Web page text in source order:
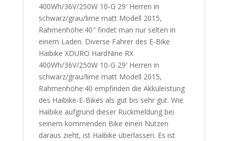
400Wh/36V/250W 10-G 29′ Herren in
schwarz/grau/lime matt Modell 2015,
Rahmenhöhe:40" findet man nur selten in
einem Laden. Diverse Fahrer des E-Bike
Haibike XDURO HardNine RX
400Wh/36V/250W 10-G 29′ Herren in
schwarz/grau/lime matt Modell 2015,
Rahmenhöhe:40 empfinden die Akkuleistung
des Haibike-E-Bikes als gut bis sehr gut. Wie
Haibike aufgrund dieser Rückmeldung bei
seinem kommenden Bike einen Nutzen
daraus zieht, ist Haibike überlassen. Es ist